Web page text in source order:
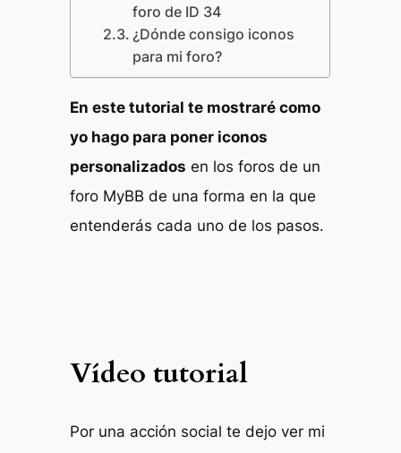
foro de ID 34
¿Dónde consigo iconos
para mi foro?
En este tutorial te mostraré como
yo hago para poner iconos
personalizados en los foros de un
foro MyBB de una forma en la que
entenderás cada uno de los pasos.
Vídeo tutorial
Por una acción social te dejo ver mi